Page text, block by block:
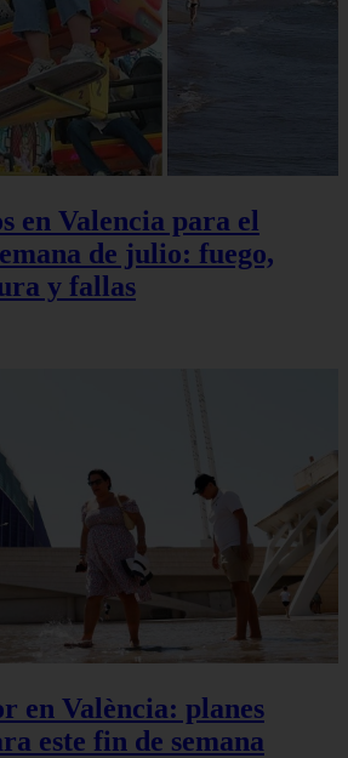
en Valencia para el
de julio: fuego,
y fallas
en València: planes
este fin de semana